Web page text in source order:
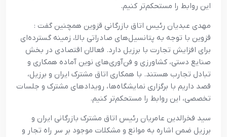
این روابط را مستحکم‌تر کنیم.
مهدی عبدیان رئیس اتاق بازرگانی قزوین همچنین گفت :
قزوین با توجه به پتانسیل‌های صادراتی بالا، زمینه گسترده‌ای
برای افزایش تجارت با برزیل دارد. فعالان اقتصادی در بخش
صنایع دستی، کشاورزی و فن‌آوری‌های نوین آماده همکاری و
تبادل تجارب هستند. با همکاری اتاق مشترک ایران و برزیل،
قصد داریم با برگزاری نمایشگاه‌ها، رویدادهای مشترک و جلسات
تخصصی، این روابط را مستحکم‌تر کنیم.
سید فخرالدین عامریان رئیس اتاق مشترک بازرگانی ایران و
برزیل ضمن اشاره به موانع و مشکلات موجود بر سر راه تجار و